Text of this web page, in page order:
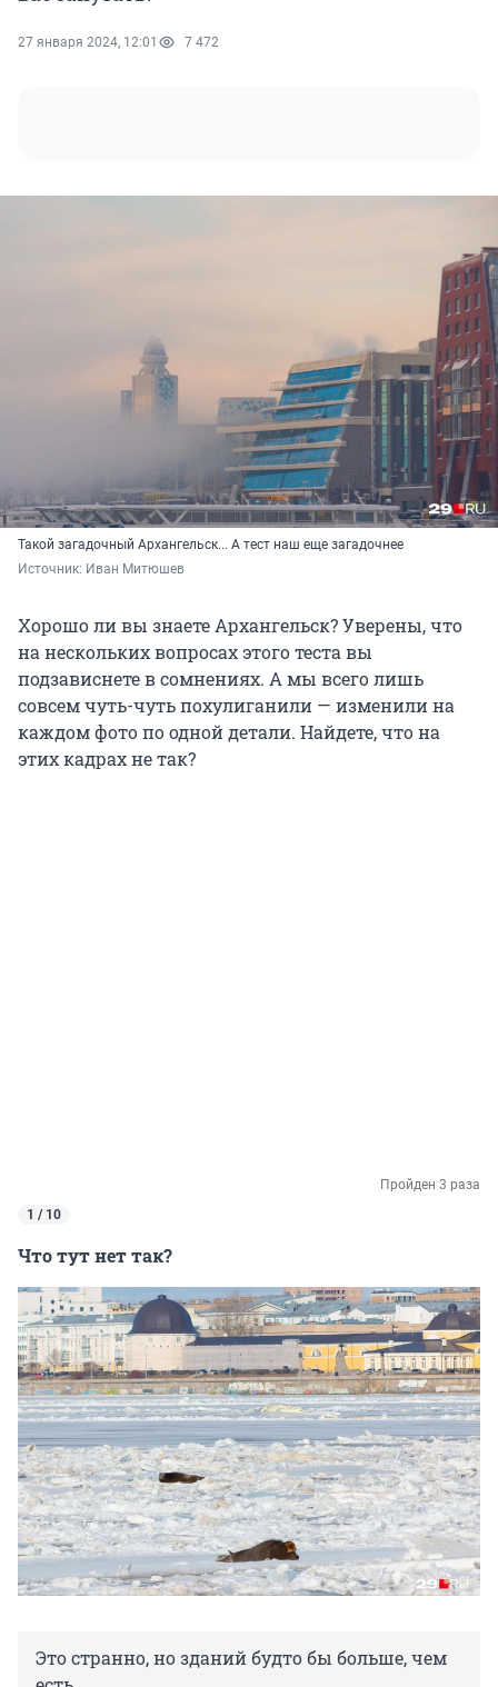
27 января 2024, 12:01 7 472
Такой загадочный Архангельск... А тест наш еще загадочнее
Источник: Иван Митюшев
Хорошо ли вы знаете Архангельск? Уверены, что
на нескольких вопросах этого теста вы
подзависнете в сомнениях. А мы всего лишь
совсем чуть-чуть похулиганили — изменили на
каждом фото по одной детали. Найдете, что на
этих кадрах не так?
Пройден 3 раза
1 / 10
Что тут нет так?
Это странно, но зданий будто бы больше, чем